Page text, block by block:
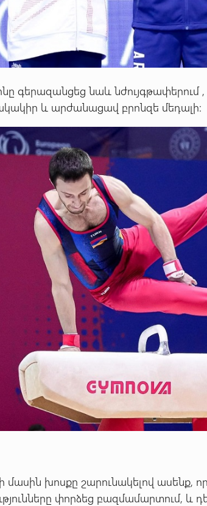
գերազանցեց նաև
և արժանացավ բրոնզե մեդալի:
մասին խոսքը շարունակելով
փորձեց բազմամարտում, և